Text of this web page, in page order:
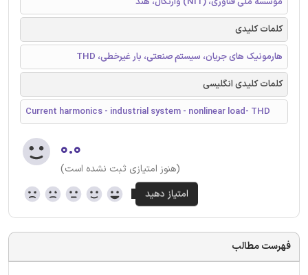
کلمات کلیدی
هارمونیک های جریان، سیستم صنعتی، بار غیرخطی، THD
کلمات کلیدی انگلیسی
Current harmonics - industrial system - nonlinear load- THD
۰.۰
(هنوز امتیازی ثبت نشده است)
فهرست مطالب